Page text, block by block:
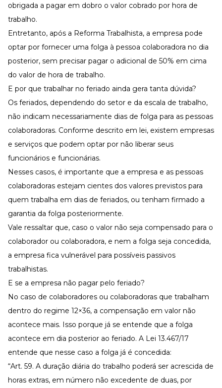
obrigada a pagar em dobro o valor cobrado por hora de
trabalho.
Entretanto, após a Reforma Trabalhista, a empresa pode
optar por fornecer uma folga à pessoa colaboradora no dia
posterior, sem precisar pagar o adicional de 50% em cima
do valor de hora de trabalho.
E por que trabalhar no feriado ainda gera tanta dúvida?
Os feriados, dependendo do setor e da escala de trabalho,
não indicam necessariamente dias de folga para as pessoas
colaboradoras. Conforme descrito em lei, existem empresas
e serviços que podem optar por não liberar seus
funcionários e funcionárias.
Nesses casos, é importante que a empresa e as pessoas
colaboradoras estejam cientes dos valores previstos para
quem trabalha em dias de feriados, ou tenham firmado a
garantia da folga posteriormente.
Vale ressaltar que, caso o valor não seja compensado para o
colaborador ou colaboradora, e nem a folga seja concedida,
a empresa fica vulnerável para possíveis passivos
trabalhistas.
E se a empresa não pagar pelo feriado?
No caso de colaboradores ou colaboradoras que trabalham
dentro do regime 12×36, a compensação em valor não
acontece mais. Isso porque já se entende que a folga
acontece em dia posterior ao feriado. A Lei 13.467/17
entende que nesse caso a folga já é concedida:
“Art. 59. A duração diária do trabalho poderá ser acrescida de
horas extras, em número não excedente de duas, por